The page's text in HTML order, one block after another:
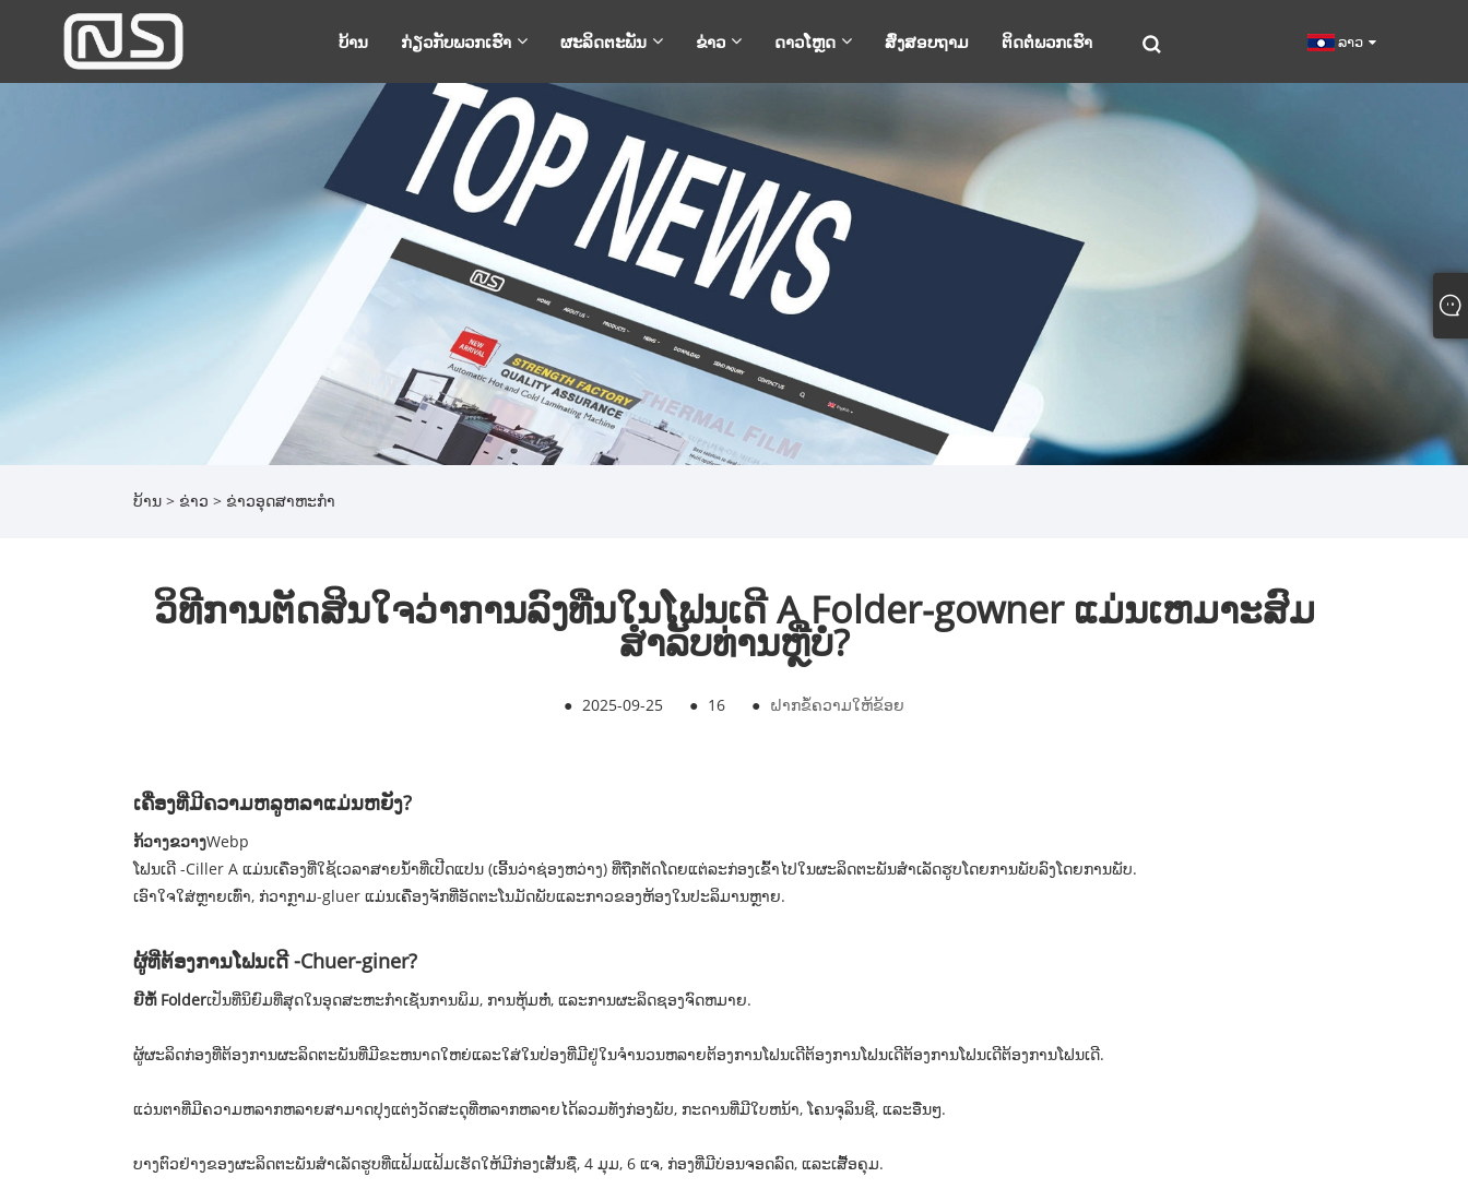
ບ້ານ ກ່ຽວ​ກັບ​ພວກ​ເຮົາ ຜະລິດຕະພັນ ຂ່າວ ດາວໂຫຼດ ສົ່ງສອບຖາມ ຕິດຕໍ່ພວກເຮົາ ລາວ
ບ້ານ > ຂ່າວ > ຂ່າວອຸດສາຫະກໍາ
ວິທີການຕັດສິນໃຈວ່າການລົງທືນໃນໂຟນເດີ A Folder-gowner ແມ່ນເຫມາະສົມ
ສໍາລັບທ່ານຫຼືບໍ່?
● 2025-09-25 ● 16 ● ຝາກຂໍ້ຄວາມໃຫ້ຂ້ອຍ
ເຄື່ອງທີ່ມີຄວາມຫລູຫລາແມ່ນຫຍັງ?
ກ້ວາງຂວາງWebp
ໂຟນເດີ -Ciller A ແມ່ນເຄື່ອງທີ່ໃຊ້ເວລາສາຍນ້ໍາທີ່ເປີດແປນ (ເອີ້ນວ່າຊ່ອງຫວ່າງ) ທີ່ຖືກຕັດໂດຍແຕ່ລະກ່ອງເຂົ້າໄປໃນຜະລິດຕະພັນສໍາເລັດຮູບໂດຍການພັບລົງໂດຍການພັບ.
ເອົາໃຈໃສ່ຫຼາຍເທົ່າ, ກ່ວາກຼາມ-gluer ແມ່ນເຄື່ອງຈັກທີ່ອັດຕະໂນມັດພັບແລະກາວຂອງຫ້ອງໃນປະລິມານຫຼາຍ.
ຜູ້ທີ່ຕ້ອງການໂຟນເດີ -Chuer-giner?
ຍີຫໍ້ Folderເປັນທີ່ນິຍົມທີ່ສຸດໃນອຸດສະຫະກໍາເຊັ່ນການພິມ, ການຫຸ້ມຫໍ່, ແລະການຜະລິດຊອງຈົດຫມາຍ.
ຜູ້ຜະລິດກ່ອງທີ່ຕ້ອງການຜະລິດຕະພັນທີ່ມີຂະຫນາດໃຫຍ່ແລະໃສ່ໃນປ່ອງທີ່ມີຢູ່ໃນຈໍານວນຫລາຍຕ້ອງການໂຟນເດີຕ້ອງການໂຟນເດີຕ້ອງການໂຟນເດີຕ້ອງການໂຟນເດີ.
ແວ່ນຕາທີ່ມີຄວາມຫລາກຫລາຍສາມາດປຸງແຕ່ງວັດສະດຸທີ່ຫລາກຫລາຍໄດ້ລວມທັງກ່ອງພັບ, ກະດານທີ່ມີໃບຫນ້າ, ໂຄນຈຸລິນຊີ, ແລະອື່ນໆ.
ບາງຕົວຢ່າງຂອງຜະລິດຕະພັນສໍາເລັດຮູບທີ່ແຟ້ມແຟ້ມເຮັດໃຫ້ມີກ່ອງເສັ້ນຊື່, 4 ມຸມ, 6 ແຈ, ກ່ອງທີ່ມີບ່ອນຈອດລົດ, ແລະເສື້ອຄຸມ.